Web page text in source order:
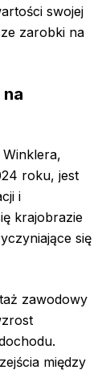
swojej
zarobki na
roku, jest
i
krajobrazie
się
zawodowy
między